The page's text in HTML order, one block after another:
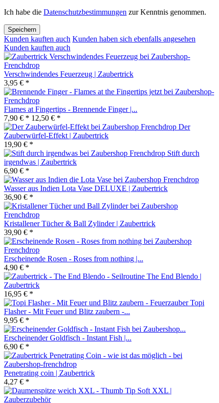
Ich habe die Datenschutzbestimmungen zur Kenntnis genommen.
Speichern
Kunden kauften auch Kunden haben sich ebenfalls angesehen
Kunden kauften auch
Verschwindendes Feuerzeug | Zaubertrick
3,95 € *
Flames at Fingertips - Brennende Finger |...
7,90 € * 12,50 € *
Der
Zauberwürfel-Effekt | Zaubertrick
19,90 € *
Stift durch
irgendwas | Zaubertrick
6,90 € *
Wasser aus Indien Lota Vase DELUXE | Zaubertrick
36,90 € *
Kristallener Tücher & Ball Zylinder | Zaubertrick
39,90 € *
Erscheinende Rosen - Roses from nothing |...
4,90 € *
The End Blendo |
Zaubertrick
16,95 € *
Topi
Flasher - Mit Feuer und Blitz zaubern -...
9,95 € *
Erscheinender Goldfisch - Instant Fish |...
6,90 € *
Penetrating coin | Zaubertrick
4,27 € *